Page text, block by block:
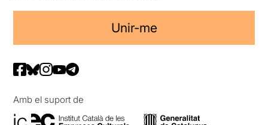
Unir-me
Amb el suport de